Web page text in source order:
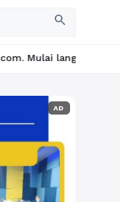
search
suksesmu hari
AD